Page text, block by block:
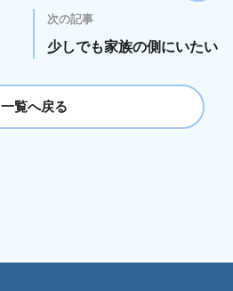
次の記事
少しでも家族の側にいたい
一覧へ戻る